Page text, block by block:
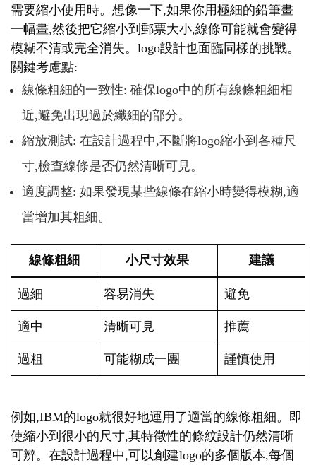
需要縮小使用時。想像一下,如果你用極細的鉛筆畫
一幅畫,然後把它縮小到郵票大小,線條可能就會變得
模糊不清或完全消失。logo設計也面臨同樣的挑戰。
關鍵考慮點:
線條粗細的一致性: 確保logo中的所有線條粗細相
近,避免出現過於纖細的部分。
縮放測試: 在設計過程中,不斷將logo縮小到各種尺
寸,檢查線條是否仍然清晰可見。
適度調整: 如果發現某些線條在縮小時變得模糊,適
當增加其粗細。
線條粗細 小尺寸效果 建議
過細 容易消失 避免
適中 清晰可見 推薦
過粗 可能糊成一團 謹慎使用
例如,IBM的logo就很好地運用了適當的線條粗細。即
使縮小到很小的尺寸,其特徵性的條紋設計仍然清晰
可辨。在設計過程中,可以創建logo的多個版本,每個